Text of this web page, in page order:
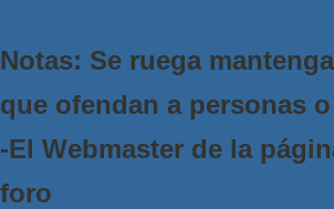
Notas: Se ruega
que ofendan a personas
-El Webmaster de la
foro